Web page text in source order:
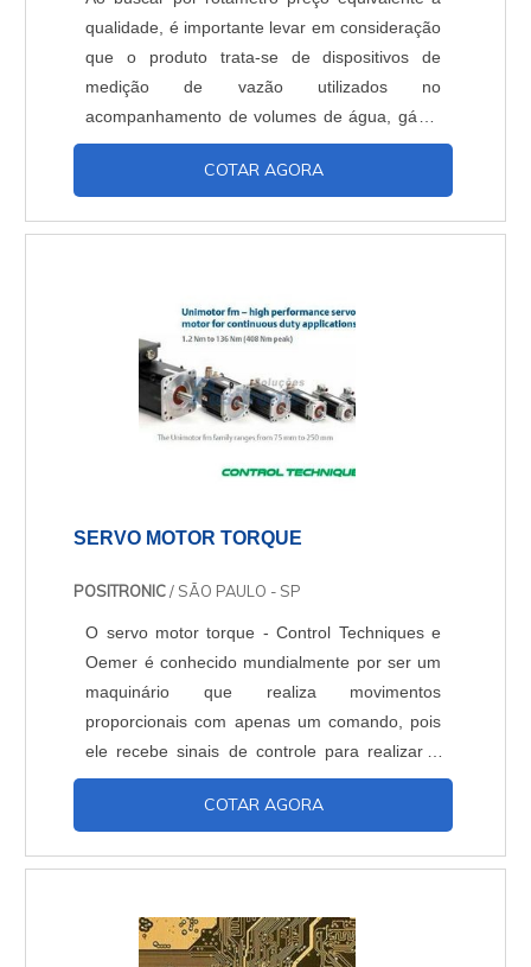
qualidade, é importante levar em consideração
que o produto trata-se de dispositivos de
medição de vazão utilizados no
acompanhamento de volumes de água, gás e
vapores. O medidor rotâmetro de vazão possui
uma aresta no flutuador que corresponde a
medidor. Características do componente É
COTAR AGORA
SERVO MOTOR TORQUE
POSITRONIC/ SÃO PAULO - SP
O servo motor torque - Control Techniques e
Oemer é conhecido mundialmente por ser um
maquinário que realiza movimentos
proporcionais com apenas um comando, pois
ele recebe sinais de controle para realizar a
automação de máquinas. Os profissionais
buscam investir em um servo motor torque
responsável pela automação de diversas
prático. Vantagens em adquirir o....
COTAR AGORA